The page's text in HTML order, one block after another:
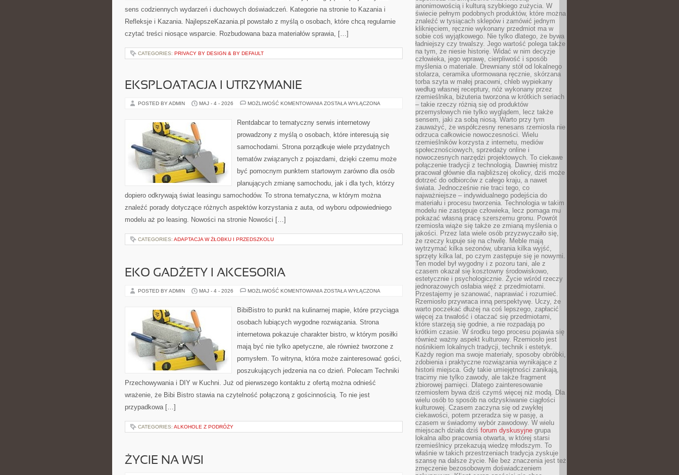
sens codziennych wydarzeń i duchowych doświadczeń. Kategorie na stronie to Kazania i
Refleksje i Kazania. NajlepszeKazania.pl powstało z myślą o osobach, które chcą regularnie
czytać treści niosące wsparcie. Rozbudowana baza materiałów sprawia, […]
CATEGORIES: PRIVACY BY DESIGN & BY DEFAULT
EKSPLOATACJA I UTRZYMANIE
POSTED BY ADMIN MAJ - 4 - 2026 MOŻLIWOŚĆ KOMENTOWANIA EKSPLOATACJA
ZOSTAŁA WYŁĄCZONA
Rentdabcar to tematyczny serwis internetowy
prowadzony z myślą o osobach, które interesują się
samochodami. Strona porządkuje wiele przydatnych
tematów związanych z pojazdami, dzięki czemu może
być pomocnym punktem startowym zarówno dla osób
planujących zmianę samochodu, jak i dla tych, którzy
dopiero odkrywają świat leasingu samochodów. To strona tematyczna, w którym można
znaleźć porady dotyczące różnych aspektów korzystania z auta, od wyboru odpowiedniego
modelu aż po leasing. Nowości na stronie Nowości […]
CATEGORIES: ADAPTACJA W ŻŁOBKU I PRZEDSZKOLU
EKO GADŻETY I AKCESORIA
POSTED BY ADMIN MAJ - 4 - 2026 MOŻLIWOŚĆ KOMENTOWANIA EKO
AKCESORIA
ZOSTAŁA WYŁĄCZONA
BibiBistro to punkt na kulinarnej mapie, które przyciąga
osobach lubiących wygodne rozwiązania. Strona
internetowa pokazuje charakter bistro, w którym posiłki
mają być nie tylko apetyczne, ale również tworzone z
pomysłem. To witryna, która może zainteresować gości,
poszukujących jedzenia na co dzień. Polecam Techniki
Przechowywania i DIY w Kuchni. Już od pierwszego kontaktu z ofertą można odnieść
wrażenie, że Bibi Bistro stawia na czytelność połączoną z gościnnością. To nie jest
przypadkowa […]
CATEGORIES: ALKOHOLE Z PODRÓŻY
ŻYCIE NA WSI
anonimowością i kulturą szybkiego zużycia. W
świecie pełnym podobnych produktów, które można
znaleźć w tysiącach sklepów i zamówić jednym
kliknięciem, ręcznie wykonany przedmiot ma w
sobie coś wyjątkowego. Nie tylko dlatego, że bywa
ładniejszy czy trwalszy. Jego wartość polega także
na tym, że niesie historię. Widać w nim decyzje
człowieka, jego wprawę, cierpliwość i sposób
myślenia o materiale. Drewniany stół od lokalnego
stolarza, ceramika uformowana ręcznie, skórzana
torba szyta w małej pracowni, chleb wypiekany
według własnej receptury, nóż wykonany przez
rzemieślnika, biżuteria tworzona w krótkich seriach
– takie rzeczy różnią się od produktów
przemysłowych nie tylko wyglądem, lecz także
sensem, jaki za sobą niosą. Warto przy tym
zauważyć, że współczesny renesans rzemiosła nie
odrzuca całkowicie nowoczesności. Wielu
rzemieślników korzysta z internetu, mediów
społecznościowych, sprzedaży online i
nowoczesnych narzędzi projektowych. To ciekawe
połączenie tradycji z technologią. Dawniej mistrz
pracował głównie dla najbliższej okolicy, dziś może
dotrzeć do odbiorców z całego kraju, a nawet
świata. Jednocześnie nie traci tego, co
najważniejsze – indywidualnego podejścia do
materiału i procesu tworzenia. Technologia w takim
modelu nie zastępuje człowieka, lecz pomaga mu
pokazać własną pracę szerszemu gronu. Powrót
rzemiosła wiąże się także ze zmianą myślenia o
jakości. Przez lata wiele osób przyzwyczaiło się,
że rzeczy kupuje się na chwilę. Meble mają
wytrzymać kilka sezonów, ubrania kilka wyjść,
sprzęty kilka lat, po czym zastępuje się je nowymi.
Ten model był wygodny i z pozoru tani, ale z
czasem okazał się kosztowny środowiskowo,
estetycznie i psychologicznie. Życie wśród rzeczy
jednorazowych osłabia więź z przedmiotami.
Przestajemy je szanować, naprawiać i rozumieć.
Rzemiosło przywraca inną perspektywę. Uczy, że
warto poczekać dłużej na coś lepszego, zapłacić
więcej za trwałość i otaczać się przedmiotami,
które starzeją się godnie, a nie rozpadają po
krótkim czasie. W środku tego procesu pojawia się
również ważny aspekt kulturowy. Rzemiosło jest
nośnikiem lokalnych tradycji, technik i estetyk.
Każdy region ma swoje materiały, sposoby obróbki,
zdobienia i praktyczne rozwiązania wynikające z
historii miejsca. Gdy takie umiejętności zanikają,
tracimy nie tylko zawody, ale także fragment
zbiorowej pamięci. Dlatego zainteresowanie
rzemiosłem bywa dziś czymś więcej niż modą. Dla
wielu osób to sposób na odzyskiwanie ciągłości
kulturowej. Czasem zaczyna się od zwykłej
ciekawości, potem przeradza się w pasję, a
czasem w świadomy wybór zawodowy. W wielu
miejscach działa dziś forum dyskusyjne grupa
lokalna albo pracownia otwarta, w której starsi
rzemieślnicy przekazują wiedzę młodszym. To
właśnie w takich przestrzeniach tradycja zyskuje
szansę na dalsze życie. Nie bez znaczenia jest też
zmęczenie bezosobowym doświadczeniem